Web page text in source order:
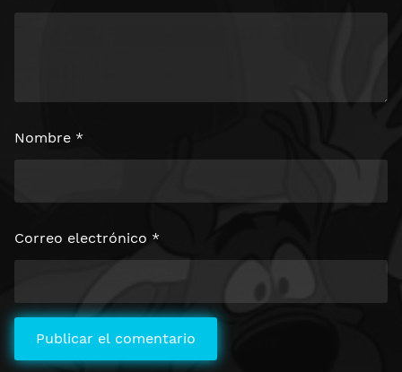
Nombre *
Correo electrónico *